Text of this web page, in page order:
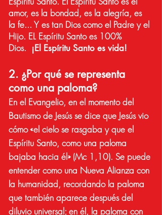
amor, es la bondad, es la alegría, es
la fe... Y es tan Dios como el Padre y el
Hijo. EL Espíritu Santo es 100%
Dios. ¡E l Espíritu Santo es vida!
2. ¿Por qué se representa
como una paloma?
En el Evangelio, en el momento del
Bautismo de Jesús se dice que Jesús vio
cómo «el cielo se rasgaba y que el
Espíritu Santo, como una paloma
bajaba hacia él» (Mc 1,10). Se puede
entender como una Nueva Alianza con
la humanidad, recordando la paloma
que también aparece después del
diluvio universal; en él, la paloma con